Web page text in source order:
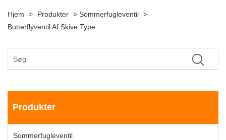
Hjem > Produkter > Sommerfugleventil >
Butterflyventil Af Skive Type
Produkter
Sommerfugleventil